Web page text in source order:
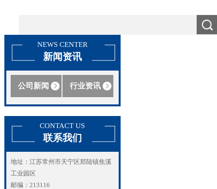
NEWS CENTER
新闻资讯
公司新闻 行业资讯
CONTACT US
联系我们
地址：江苏常州市天宁区郑陆镇焦溪
工业园区
邮编：213116